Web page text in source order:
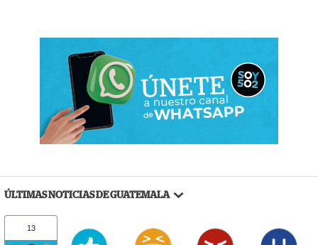
ÚLTIMAS NOTICIAS DE GUATEMALA
13